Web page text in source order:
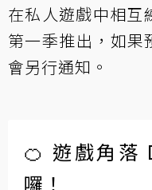
在私人遊戲中相互
第一季推出，如果
會另行通知。
🍊 遊戲角落
囉！